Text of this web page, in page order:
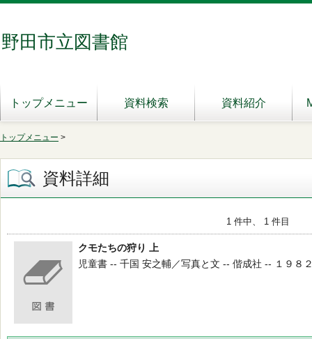
野田市立図書館
トップメニュー 資料検索 資料紹介
トップメニュー >
資料詳細
1 件中、 1 件目
クモたちの狩り 上
児童書 -- 千国 安之輔／写真と文 -- 偕成社 -- １９８